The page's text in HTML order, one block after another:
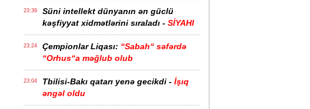
23:39
Süni intellekt dünyanın ən güclü
kəşfiyyat xidmətlərini sıraladı - SİYAHI
23:24 Çempionlar Liqası: “Sabah“ səfərdə
“Orhus“a məğlub olub
23:04 Tbilisi-Bakı qatarı yenə gecikdi - İşıq
əngəl oldu